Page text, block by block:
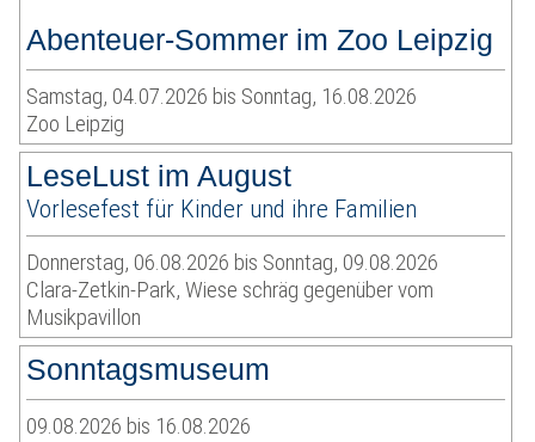
Abenteuer-Sommer im Zoo Leipzig
Samstag, 04.07.2026 bis Sonntag, 16.08.2026
Zoo Leipzig
LeseLust im August
Vorlesefest für Kinder und ihre Familien
Donnerstag, 06.08.2026 bis Sonntag, 09.08.2026
Clara-Zetkin-Park, Wiese schräg gegenüber vom
Musikpavillon
Sonntagsmuseum
09.08.2026 bis 16.08.2026